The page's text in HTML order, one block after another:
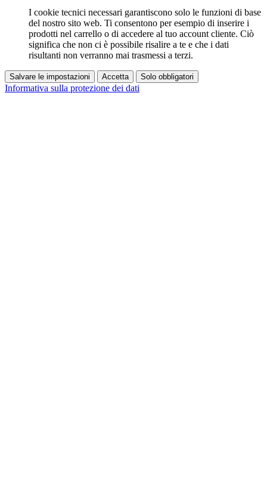
I cookie tecnici necessari garantiscono solo le funzioni di base
del nostro sito web. Ti consentono per esempio di inserire i
prodotti nel carrello o di accedere al tuo account cliente. Ciò
significa che non ci è possibile risalire a te e che i dati
risultanti non verranno mai trasmessi a terzi.
Salvare le impostazioni Accetta Solo obbligatori
Informativa sulla protezione dei dati